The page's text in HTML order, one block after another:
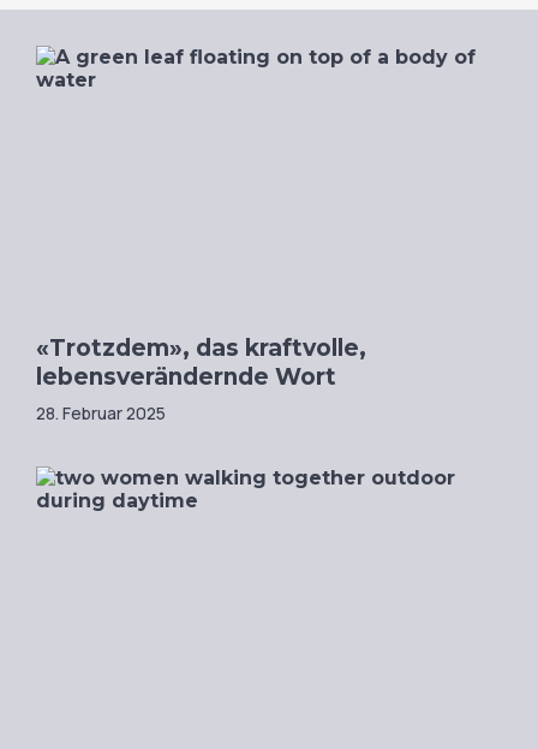
«Trotzdem», das kraftvolle,
lebensverändernde Wort
28. Februar 2025